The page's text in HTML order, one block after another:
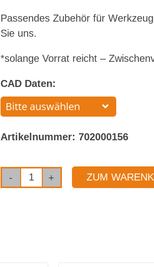
Passendes Zubehör für
Sie uns.
*solange Vorrat reicht –
CAD Daten:
Artikelnummer: 702000156
Einlippenbohrer
ZUM